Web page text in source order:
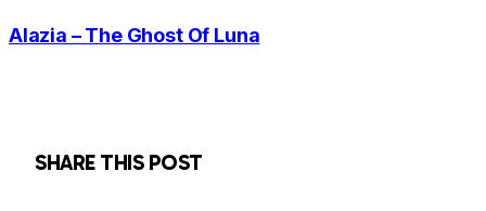
Alazia – The Ghost Of Luna
SHARE THIS POST